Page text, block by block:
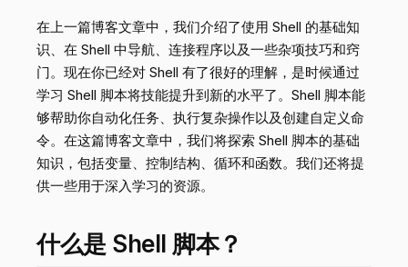
在上一篇博客文章中，我们介绍了使用 Shell 的基础知
识、在 Shell 中导航、连接程序以及一些杂项技巧和窍
门。现在你已经对 Shell 有了很好的理解，是时候通过
学习 Shell 脚本将技能提升到新的水平了。Shell 脚本能
够帮助你自动化任务、执行复杂操作以及创建自定义命
令。在这篇博客文章中，我们将探索 Shell 脚本的基础
知识，包括变量、控制结构、循环和函数。我们还将提
供一些用于深入学习的资源。
什么是 Shell 脚本？